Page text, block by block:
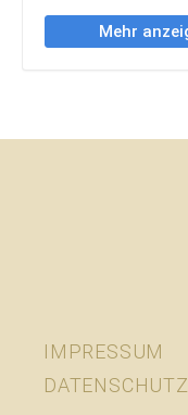
IMPRESSUM
DATENSCHUTZ